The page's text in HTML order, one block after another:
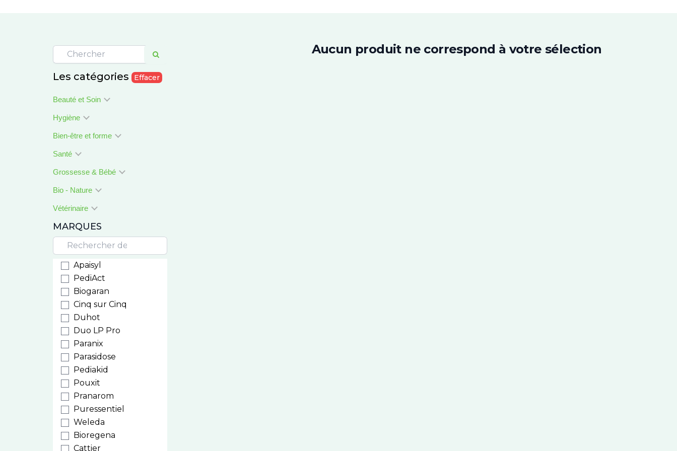
Les catégories Effacer
Beauté et Soin
Hygiène
Bien-être et forme
Santé
Grossesse & Bébé
Bio - Nature
Vétérinaire
MARQUES
Apaisyl
PediAct
Biogaran
Cinq sur Cinq
Duhot
Duo LP Pro
Paranix
Parasidose
Pediakid
Pouxit
Pranarom
Puressentiel
Weleda
Bioregena
Cattier
Aucun produit ne correspond à votre sélection